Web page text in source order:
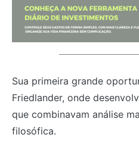
Sua primeira grande
Friedlander, onde
que combinavam análise
filosófica.